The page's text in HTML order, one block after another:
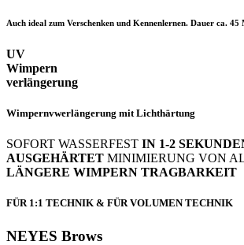
Auch ideal zum Verschenken und Kennenlernen. Dauer ca. 45
UV
Wimpern
verlängerung
Wimpernvwerlängerung mit Lichthärtung
SOFORT WASSERFEST IN 1-2
AUSGEHÄRTET MINIMIERUNG VON
LÄNGERE WIMPERN TRAGBARKEIT
FÜR 1:1 TECHNIK & FÜR VOLUMEN TECHNIK
NEYES Brows